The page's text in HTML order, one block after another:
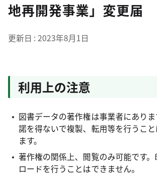
地再開発事業」変更届
更新日 2023年8月1日
利用上の注意
図書データの著作権は事業者にあり
諾を得ないで複製、転用等を行うこ
ます。
著作権の関係上、閲覧のみ可能です
ロードを行うことはできません。